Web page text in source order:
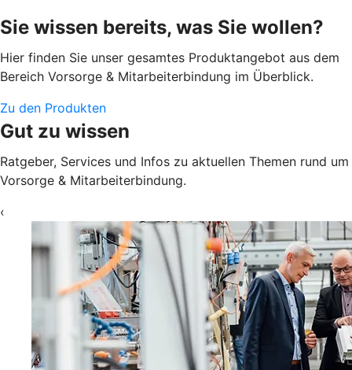
Sie wissen bereits, was Sie wollen?
Hier finden Sie unser gesamtes Produktangebot aus dem
Bereich Vorsorge & Mitarbeiterbindung im Überblick.
Zu den Produkten
Gut zu wissen
Ratgeber, Services und Infos zu aktuellen Themen rund um
Vorsorge & Mitarbeiterbindung.
‹